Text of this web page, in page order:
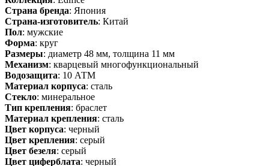
Страна бренда: Япония
Страна-изготовитель: Китай
Пол: мужские
Форма: круг
Размеры: диаметр 48 мм, толщина 11 мм
Механизм: кварцевый многофункциональный
Водозащита: 10 АТМ
Материал корпуса: сталь
Стекло: минеральное
Тип крепления: браслет
Материал крепления: сталь
Цвет корпуса: черный
Цвет крепления: серый
Цвет безеля: серый
Цвет циферблата: черный